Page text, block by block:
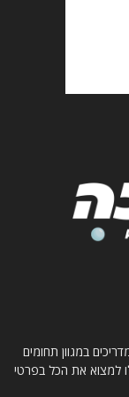
במגוון תחומים
למצוא את הכל בפרטי